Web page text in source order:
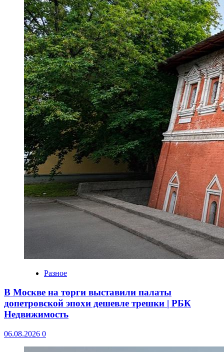
Разное
В Москве на торги выставили палаты
допетровской эпохи дешевле трешки | РБК
Недвижимость
06.08.2026 0